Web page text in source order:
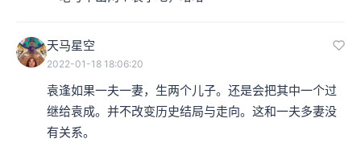
天马星空
2022-01-18 18:06:20
袁逢如果一夫一妻，生两个儿子。还是会把其中一个过
继给袁成。并不改变历史结局与走向。这和一夫多妻没
有关系。